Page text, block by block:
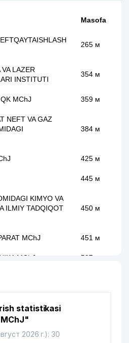
Masofa
265 м
LAZER
INSTITUTI
354 м
MChJ 359 м
NEFT VA GAZ
384 м
425 м
445 м
KIMYO VA
ILMIY TADQIQOT
450 м
MChJ 451 м
MChJ 527 м
№33
statistikasi
MChJ"
2026 г.): 30